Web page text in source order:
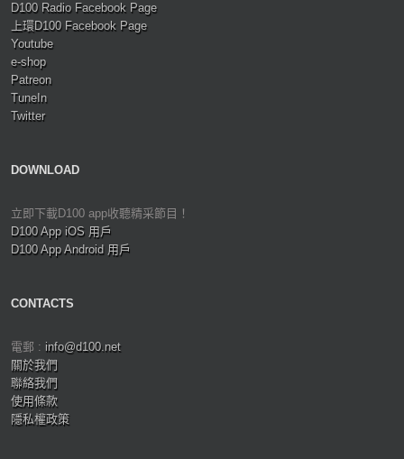
D100 Radio Facebook Page
上環D100 Facebook Page
Youtube
e-shop
Patreon
TuneIn
Twitter
DOWNLOAD
立即下載D100 app收聽精采節目！
D100 App iOS 用戶
D100 App Android 用戶
CONTACTS
電郵 : info@d100.net
關於我們
聯絡我們
使用條款
隱私權政策